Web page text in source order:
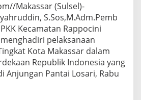
Makassar (Sulsel)-
S.Sos,M.Adm.Pemb
Kecamatan Rappocini
pelaksanaan
Kota Makassar dalam
Republik Indonesia yang
Anjungan Pantai Losari, Rabu